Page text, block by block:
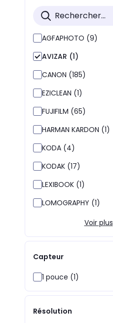
AGFAPHOTO (9)
AVIZAR (1)
CANON (185)
EZICLEAN (1)
FUJIFILM (65)
HARMAN KARDON (1)
KODA (4)
KODAK (17)
LEXIBOOK (1)
LOMOGRAPHY (1)
Voir plus
Capteur
1 pouce (1)
Résolution